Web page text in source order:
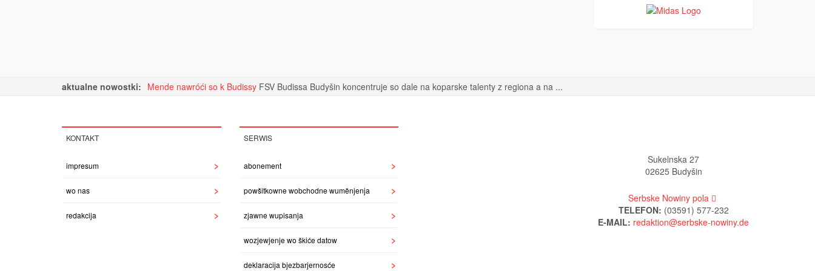
aktualne nowostki: Mende nawróći so k Budissy FSV Budissa Budyšin koncentruje so dale na koparske talenty z regiona a na ...
KONTAKT
impresum
wo nas
redakcija
SERWIS
abonement
powšitkowne wobchodne wuměnjenja
zjawne wupisanja
wozjewjenje wo škiće datow
deklaracija bjezbarjernosće
Sukelnska 27
02625 Budyšin
Serbske Nowiny pola
TELEFON: (03591) 577-232
E-MAIL: